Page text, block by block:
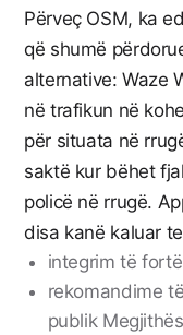
Përveç OSM, ka
që shumë
alternative: Waze
në trafikun në
për situata në
saktë kur bëhet
policë në rrugë.
disa kanë kaluar
integrim të
rekomandime
publik